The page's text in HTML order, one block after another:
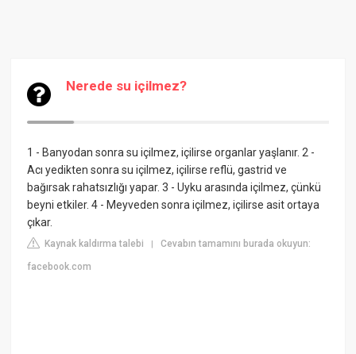
Nerede su içilmez?
1 - Banyodan sonra su içilmez, içilirse organlar yaşlanır. 2 -
Acı yedikten sonra su içilmez, içilirse reflü, gastrid ve
bağırsak rahatsızlığı yapar. 3 - Uyku arasında içilmez, çünkü
beyni etkiler. 4 - Meyveden sonra içilmez, içilirse asit ortaya
çıkar.
Kaynak kaldırma talebi |Cevabın tamamını burada okuyun:
facebook.com